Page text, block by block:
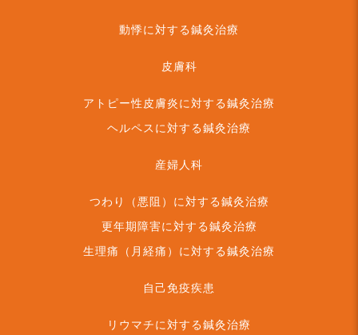
動悸に対する鍼灸治療
皮膚科
アトピー性皮膚炎に対する鍼灸治療
ヘルペスに対する鍼灸治療
産婦人科
つわり（悪阻）に対する鍼灸治療
更年期障害に対する鍼灸治療
生理痛（月経痛）に対する鍼灸治療
自己免疫疾患
リウマチに対する鍼灸治療